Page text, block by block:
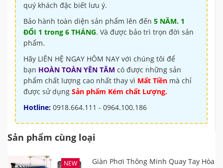
quý khách đặc biết lưu ý.
Bảo hành toàn diện sản phẩm lên đến 5 NĂM. 1
ĐỔI 1 trong 6 THÁNG. Và được bảo trì trọn đời sản
phẩm.
Hãy LIÊN HỆ NGAY HÔM NAY với chúng tôi để
bạn HOÀN TOÀN YÊN TÂM có được những sản
phẩm chất lượng cao nhất thay vì Mất Tiền mà chỉ
được sử dụng Sản phẩm Kém chất Lượng.
Hotline: 0918.664.111 - 0964.100.186
Sản phẩm cùng loại
NEW
Giàn Phơi Thông Minh Quay Tay Hòa